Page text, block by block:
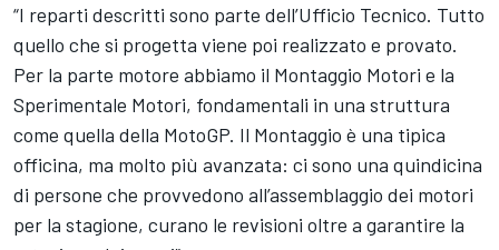
“I reparti descritti sono parte dell’Ufficio Tecnico. Tutto
quello che si progetta viene poi realizzato e provato.
Per la parte motore abbiamo il Montaggio Motori e la
Sperimentale Motori, fondamentali in una struttura
come quella della MotoGP. Il Montaggio è una tipica
officina, ma molto più avanzata: ci sono una quindicina
di persone che provvedono all’assemblaggio dei motori
per la stagione, curano le revisioni oltre a garantire la